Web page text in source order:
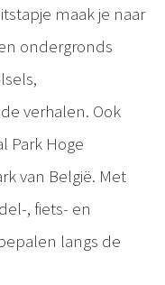
maak je naar
ondergronds
verhalen. Ook
Park Hoge
van België. Met
, fiets- en
langs de